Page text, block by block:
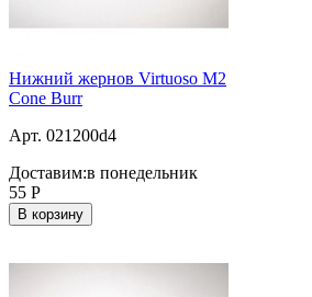
Нижний жернов Virtuoso M2
Cone Burr
Арт. 021200d4
Доставим:в понедельник
55 Р
В корзину